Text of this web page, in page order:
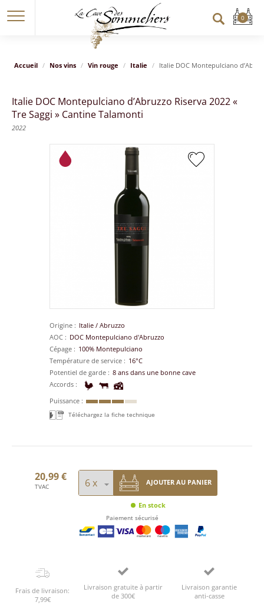
Accueil Nos vins Vin rouge Italie Italie DOC Montepulciano
Italie DOC Montepulciano d’Abruzzo Riserva 2022 «
Tre Saggi » Cantine Talamonti
2022
Origine Italie / Abruzzo
AOC
DOC Montepulciano d'Abruzzo
Cépage
100% Montepulciano
Température de service
16°C
Potentiel de garde
8 ans dans une bonne cave
Accords
Puissance
Téléchargez la fiche technique
20,99 €
TVAC
AJOUTER AU PANIER
En stock
Paiement sécurisé
Frais de livraison:
7,99€
Livraison gratuite à partir
de 300€
Livraison garantie
anti-casse